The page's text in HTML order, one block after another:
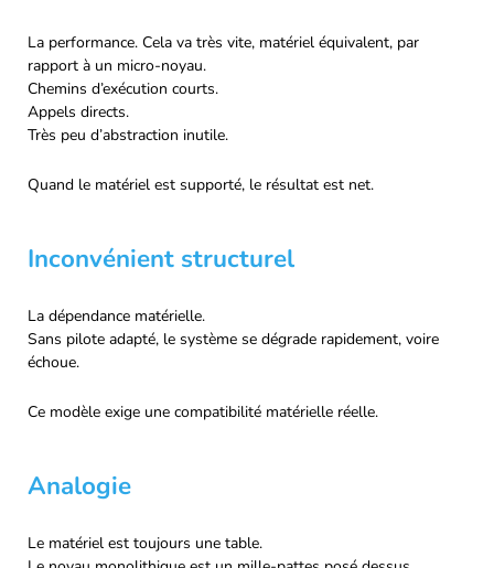
La performance. Cela va très vite, matériel équivalent, par
rapport à un micro-noyau.
Chemins d’exécution courts.
Appels directs.
Très peu d’abstraction inutile.
Quand le matériel est supporté, le résultat est net.
Inconvénient structurel
La dépendance matérielle.
Sans pilote adapté, le système se dégrade rapidement, voire
échoue.
Ce modèle exige une compatibilité matérielle réelle.
Analogie
Le matériel est toujours une table.